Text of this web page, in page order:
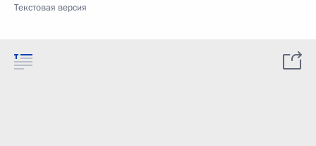
Текстовая версия